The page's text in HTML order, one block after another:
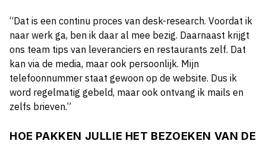
“Dat is een continu proces van desk-research. Voordat ik
naar werk ga, ben ik daar al mee bezig. Daarnaast krijgt
ons team tips van leveranciers en restaurants zelf. Dat
kan via de media, maar ook persoonlijk. Mijn
telefoonnummer staat gewoon op de website. Dus ik
word regelmatig gebeld, maar ook ontvang ik mails en
zelfs brieven.”
HOE PAKKEN JULLIE HET BEZOEKEN VAN DE